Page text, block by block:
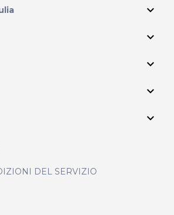
expand_more
expand_more
expand_more
expand_more
expand_more
DEL SERVIZIO